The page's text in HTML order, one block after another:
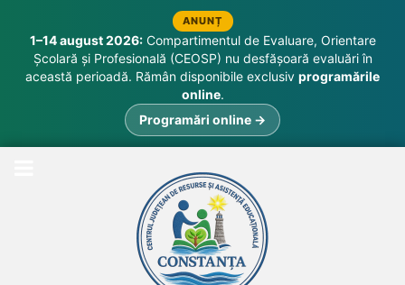
ANUNȚ
1–14 august 2026:Compartimentul de Evaluare, Orientare
Școlară și Profesională (CEOSP) nu desfășoară evaluări în
această perioadă. Rămân disponibile exclusiv programările
online.
Programări online →